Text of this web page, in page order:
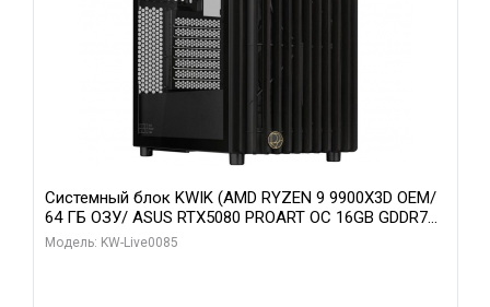
Системный блок KWIK (AMD RYZEN 9 9900X3D OEM/
64 ГБ ОЗУ/ ASUS RTX5080 PROART OC 16GB GDDR7
256bit Type-C DP 2/ 960 ГБ SSD)
Модель: KW-Live0085